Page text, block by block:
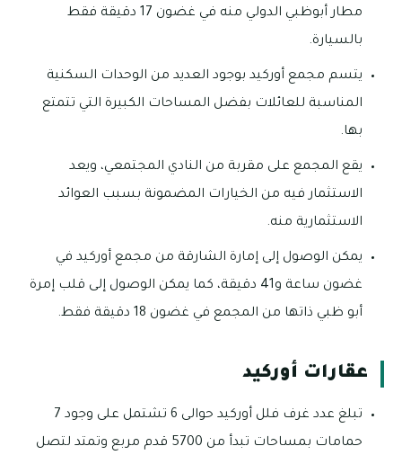
مطار أبوظبي الدولي منه في غضون 17 دقيقة فقط
بالسيارة.
يتسم مجمع أوركيد بوجود العديد من الوحدات السكنية
المناسبة للعائلات بفضل المساحات الكبيرة التي تتمتع
بها.
يقع المجمع على مقربة من النادي المجتمعي، ويعد
الاستثمار فيه من الخيارات المضمونة بسبب العوائد
الاستثمارية منه.
يمكن الوصول إلى إمارة الشارقة من مجمع أوركيد في
غضون ساعة و41 دقيقة، كما يمكن الوصول إلى قلب إمرة
أبو ظبي ذاتها من المجمع في غضون 18 دقيقة فقط.
عقارات أوركيد
تبلغ عدد غرف فلل أوركيد حوالى 6 تشتمل على وجود 7
حمامات بمساحات تبدأ من 5700 قدم مربع وتمتد لتصل